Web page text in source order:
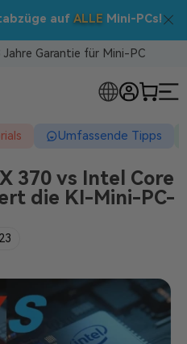
im Warenkorb.
Garantie für Mini-PC
Umfassende Tipps
370 vs Intel Core
die KI-Mini-PC-